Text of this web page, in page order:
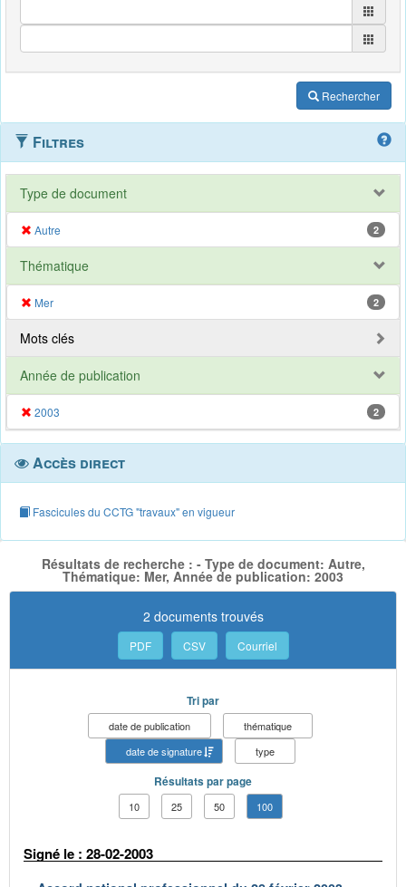
Rechercher
Filtres
Type de document
Autre 2
Thématique
Mer 2
Mots clés
Année de publication
2003 2
Accès direct
Fascicules du CCTG "travaux" en vigueur
Résultats de recherche : - Type de document: Autre,
Thématique: Mer, Année de publication: 2003
2 documents trouvés
PDF CSV Courriel
Tri par
date de publication
thématique
date de signature
type
Résultats par page
10 25 50 100
Signé le : 28-02-2003